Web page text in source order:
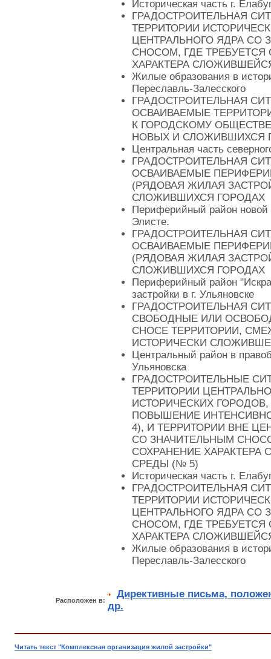
Историческая часть г.
ГРАДОСТРОИТЕЛЬНАЯ
ТЕРРИТОРИИ
ЦЕНТРАЛЬНОГО ЯДРА СО
СНОСОМ, ГДЕ ТРЕБУЕТСЯ
ХАРАКТЕРА
Жилые образования в
Переславль-Залесского
ГРАДОСТРОИТЕЛЬНАЯ
ОСВАИВАЕМЫЕ
К ГОРОДСКОМУ
НОВЫХ И СЛОЖИВШИХСЯ
Центральная часть
ГРАДОСТРОИТЕЛЬНАЯ
ОСВАИВАЕМЫЕ
(РЯДОВАЯ ЖИЛАЯ
СЛОЖИВШИХСЯ ГОРОДАХ
Периферийный район новой
Элисте.
ГРАДОСТРОИТЕЛЬНАЯ
ОСВАИВАЕМЫЕ
(РЯДОВАЯ ЖИЛАЯ
СЛОЖИВШИХСЯ ГОРОДАХ
Периферийный район
застройки в г. Ульяновске
ГРАДОСТРОИТЕЛЬНАЯ
СВОБОДНЫЕ ИЛИ
СНОСЕ ТЕРРИТОРИИ,
ИСТОРИЧЕСКИ
Центральный район в
Ульяновска
ГРАДОСТРОИТЕЛЬНЫЕ
ТЕРРИТОРИИ
ИСТОРИЧЕСКИХ ГОРОДОВ,
ПОВЫШЕНИЕ
4), И ТЕРРИТОРИИ ВНЕ
СО ЗНАЧИТЕЛЬНЫМ
СОХРАНЕНИЕ
СРЕДЫ (№ 5)
Историческая часть г.
ГРАДОСТРОИТЕЛЬНАЯ
ТЕРРИТОРИИ
ЦЕНТРАЛЬНОГО ЯДРА СО
СНОСОМ, ГДЕ ТРЕБУЕТСЯ
ХАРАКТЕРА
Жилые образования в
Переславль-Залесского
Расположен в:
Директивные письма,
др.
Читать текст "Комплексная организация жилой застройки"